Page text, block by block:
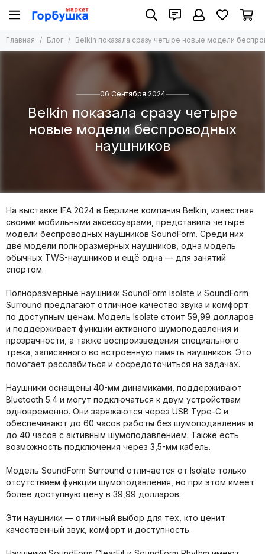
Главная Блог Belkin показала сразу четыре новые модели
06 Сентября 2024
Belkin показала сразу четыре
новые модели беспроводных
наушников
На выставке IFA 2024 в Берлине компания Belkin, известная
своими мобильными аксессуарами, представила четыре
модели беспроводных наушников SoundForm. Среди них
две модели полноразмерных наушников, одна модель
обычных TWS-наушников и ещё одна — для занятий
спортом.
Полноразмерные наушники SoundForm Isolate и SoundForm
Surround предлагают отличное качество звука и комфорт
по доступным ценам. Модель Isolate стоит 59,99 долларов
и поддерживает функции активного шумоподавления и
прозрачности, а также воспроизведения специального
трека, записанного во встроенную память наушников. Это
помогает расслабиться и сосредоточиться на задачах.
Наушники оснащены 40-мм динамиками, поддерживают
Bluetooth 5.4 и могут подключаться к двум устройствам
одновременно. Они заряжаются через USB Type-C и
обеспечивают до 60 часов работы без шумоподавления и
до 40 часов с активным шумоподавлением. Также есть
возможность подключения через 3,5-мм кабель.
Модель SoundForm Surround отличается от Isolate только
отсутствием функции шумоподавления, но при этом имеет
более доступную цену в 39,99 долларов.
Эти наушники — отличный выбор для тех, кто ценит
качественный звук, комфорт и доступность.